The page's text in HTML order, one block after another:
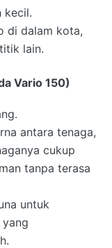
kecil.
di dalam kota,
lain.
Vario 150)
antara tenaga,
cukup
tanpa terasa
untuk